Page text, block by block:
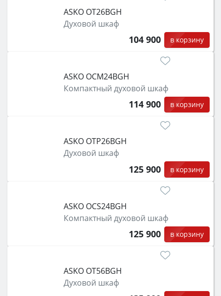
функции (конвекция, гриль, самоочистка,
защита от детей).
ASKO OT26BGH
Духовой шкаф
104 900 в корзину
ASKO OCM24BGH
Компактный духовой шкаф
114 900 в корзину
ASKO OTP26BGH
Духовой шкаф
125 900 в корзину
ASKO OCS24BGH
Компактный духовой шкаф
125 900 в корзину
ASKO OT56BGH
Духовой шкаф